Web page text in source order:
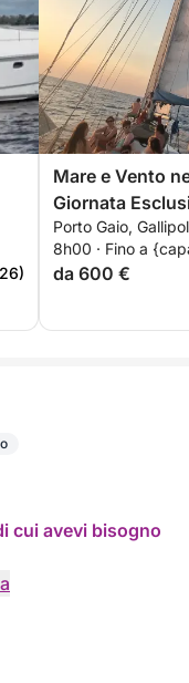
Mare e Vento
Giornata
Vagabond
Porto Gaio,
8h00 · Fino a
da 600 €
cui avevi bisogno